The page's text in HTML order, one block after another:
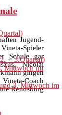
+ 3.Quartal)
Mittwoch im
3. Mittwoch im
Jugend-
Spieler
Schule gar
Nicolai
gingen
Coach
Rendsburg